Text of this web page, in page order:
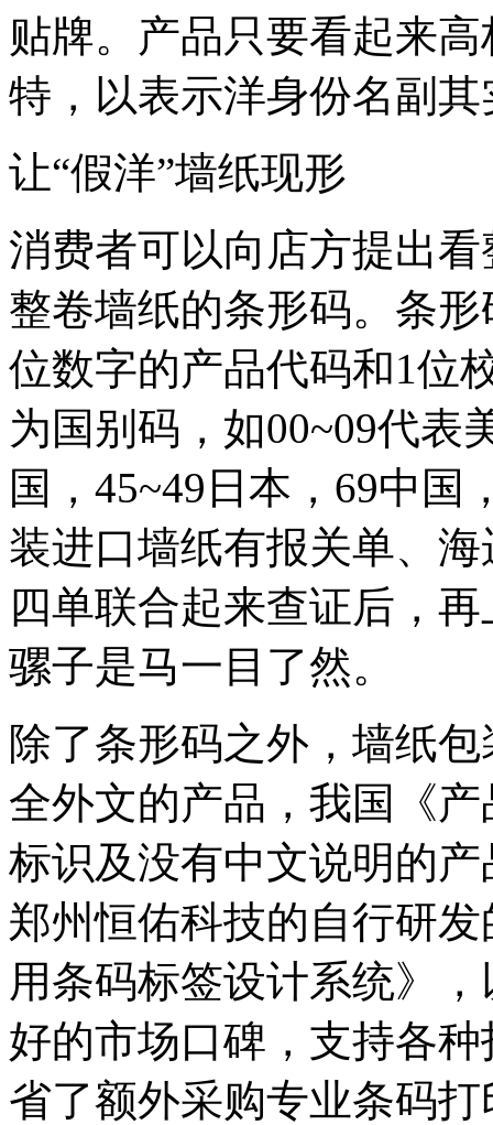
贴牌。产品只要看起来
特，以表示洋身份名副
让“假洋”墙纸现形
消费者可以向店方提出
整卷墙纸的条形码。条
位数字的产品代码和1位
为国别码，如00~09代表
国，45~49日本，69中国
装进口墙纸有报关单、
四单联合起来查证后，
骡子是马一目了然。
除了条形码之外，墙纸
全外文的产品，我国《
标识及没有中文说明的
郑州恒佑科技的自行研
用条码标签设计系统》
好的市场口碑，支持各
省了额外采购专业条码